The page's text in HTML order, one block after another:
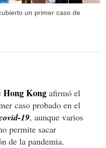
un primer caso de
Hong Kong afirmó el
caso probado en el
19, aunque varios
permite sacar
de la pandemia.